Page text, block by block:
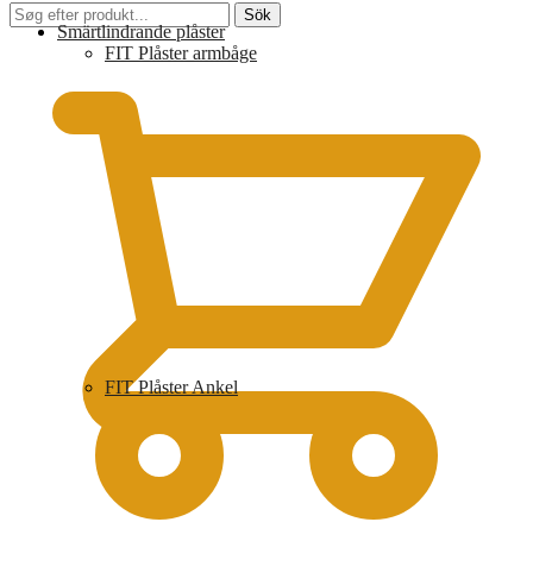
Sök
efter:
Sök
0,00 kr
Smärtlindrande plåster
FIT Plåster armbåge
FIT Plåster Ankel